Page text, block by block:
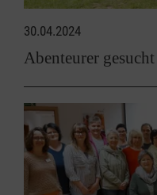
30.04.2024
Abenteurer gesucht